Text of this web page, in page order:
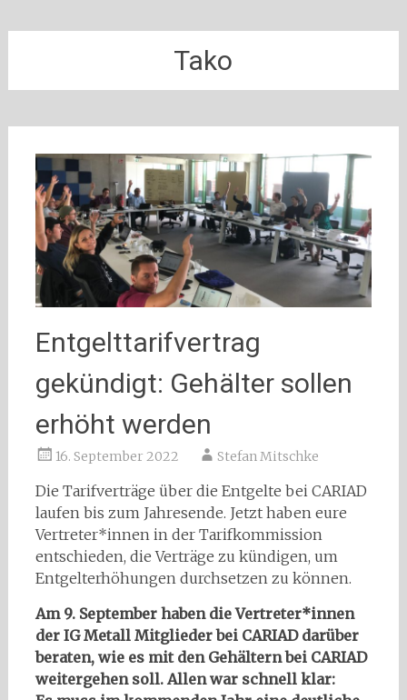
Tako
Entgelttarifvertrag
gekündigt: Gehälter sollen
erhöht werden
16. September 2022 Stefan Mitschke
Die Tarifverträge über die Entgelte bei CARIAD
laufen bis zum Jahresende. Jetzt haben eure
Vertreter*innen in der Tarifkommission
entschieden, die Verträge zu kündigen, um
Entgelterhöhungen durchsetzen zu können.
Am 9. September haben die Vertreter*innen
der IG Metall Mitglieder bei CARIAD darüber
beraten, wie es mit den Gehältern bei CARIAD
weitergehen soll. Allen war schnell klar: